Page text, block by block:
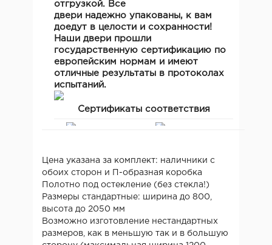
отгрузкой. Все
двери надежно упакованы, к вам
доедут в целости и сохранности!
Наши двери прошли
государственную сертификацию по
европейским нормам и имеют
отличные результаты в протоколах
испытаний.
Сертификаты соответствия
Цена указана за комплект: наличники с
обоих сторон и П-образная коробка
Полотно под остекление (без стекла!)
Размеры стандартные: ширина до 800,
высота до 2050 мм
Возможно изготовление нестандартных
размеров, как в меньшую так и в большую